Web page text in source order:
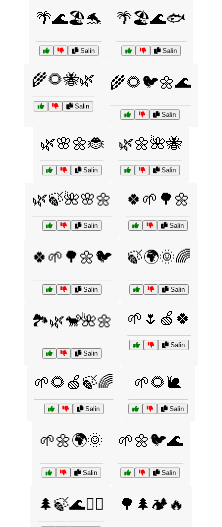
🌴🌊🏖️🐬
Salin
🌴🏖️🌊🐟
Salin
🌾🌻🐝🌿
Salin
🌾🌻🐦🌼🌊
Salin
🌿🌸🌼🐞
Salin
🌿🌼🌺🐝
Salin
🌿🍃🌺🌸🌼
Salin
🍀🌱🌳🌼
Salin
🍀🌱🌳🌼🐦
Salin
🍃🌍🌞🌈
Salin
🏞️🌿🐒🌺🌼
Salin
🌱🌷🍏🍀
Salin
🌱🌻🍏🍃🌈
Salin
🌱🌻🐌
Salin
🌱🌼🌍🌞
Salin
🌱🌼🐦🌊
Salin
🌲🍃🌊🚴‍♂️ 🌳🌲🏕️🔥